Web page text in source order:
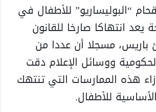
“البوليساريو” للأطفال في
يعد انتهاكا صارخا للقانون
باريس، مسجلا أن عددا من
ووسائل الإعلام دقت
هذه الممارسات التي تنتهك
للأطفال.